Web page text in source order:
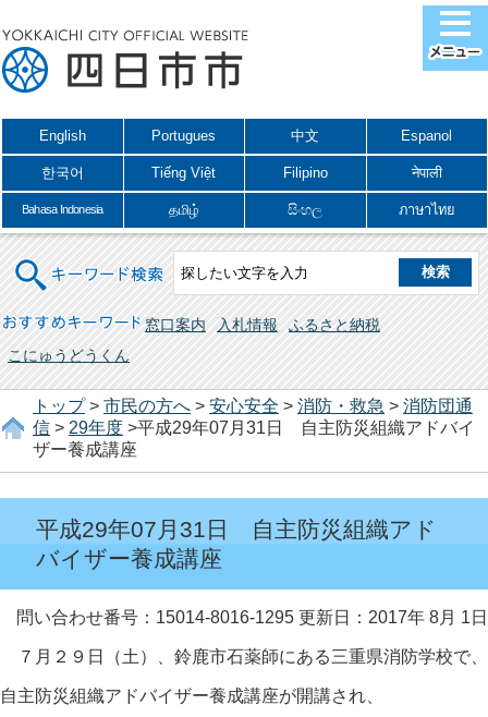
English Portugues 中文 Espanol
한국어 Tiếng Việt Filipino नेपाली
Bahasa Indonesia தமிழ் සිංහල ภาษาไทย
キーワード検索
おすすめキーワード 窓口案内 入札情報
ふるさと納税
こにゅうどうくん
トップ> 市民の方へ > 安心安全 > 消防・救急 > 消防団通
信 > 29年度 >平成29年07月31日 自主防災組織アドバイ
ザー養成講座
平成29年07月31日 自主防災組織アド
バイザー養成講座
問い合わせ番号：15014-8016-1295 更新日：2017年 8月 1日
７月２９日（土）、鈴鹿市石薬師にある三重県消防学校で、
自主防災組織アドバイザー養成講座が開講され、